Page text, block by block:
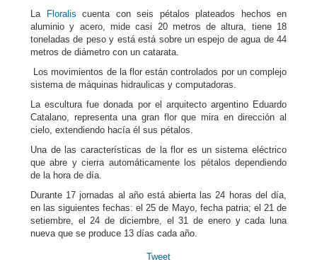
La Floralis cuenta con seis pétalos plateados hechos en
aluminio y acero, mide casi 20 metros de altura, tiene 18
toneladas de peso y está está sobre un espejo de agua de 44
metros de diámetro con un catarata.
Los movimientos de la flor están controlados por un complejo
sistema de máquinas hidraulicas y computadoras.
La escultura fue donada por el arquitecto argentino Eduardo
Catalano, representa una gran flor que mira en dirección al
cielo, extendiendo hacía él sus pétalos.
Una de las características de la flor es un sistema eléctrico
que abre y cierra automáticamente los pétalos dependiendo
de la hora de día.
Durante 17 jornadas al año está abierta las 24 horas del día,
en las siguientes fechas: el 25 de Mayo, fecha patria; el 21 de
setiembre, el 24 de diciembre, el 31 de enero y cada luna
nueva que se produce 13 días cada año.
Tweet